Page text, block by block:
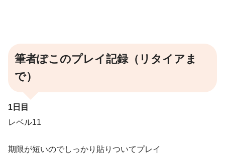
筆者ぽこのプレイ記録（リタイアま
で）
1日目
レベル11
期限が短いのでしっかり貼りついてプレイ